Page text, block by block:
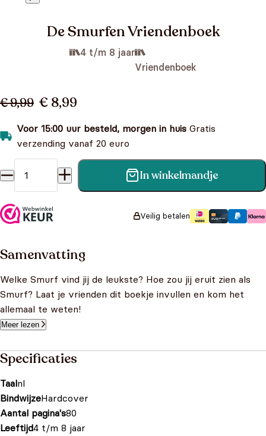
De Smurfen Vriendenboek
4 t/m 8 jaar
Vriendenboek
€ 9,99 € 8,99
Voor 15:00 uur besteld, morgen in huis Gratis
verzending vanaf 20 euro
De Smurfen Vriendenboek aantalIn winkelmandje
Veilig betalen
Samenvatting
Welke Smurf vind jij de leukste? Hoe zou jij eruit zien als
Smurf? Laat je vrienden dit boekje invullen en kom het
allemaal te weten!
Meer lezen
Specificaties
Taalnl
BindwijzeHardcover
Aantal pagina's80
Leeftijd4 t/m 8 jaar